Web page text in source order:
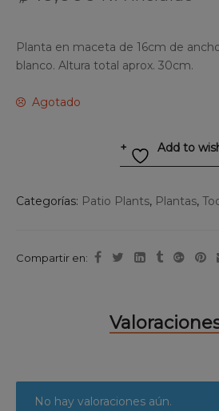
Planta en maceta de 16cm de
blanco. Altura total aprox. 30cm.
Agotado
Add to
Categorías: Patio Plants, Plantas,
Compartir en:
No hay valoraciones aún.